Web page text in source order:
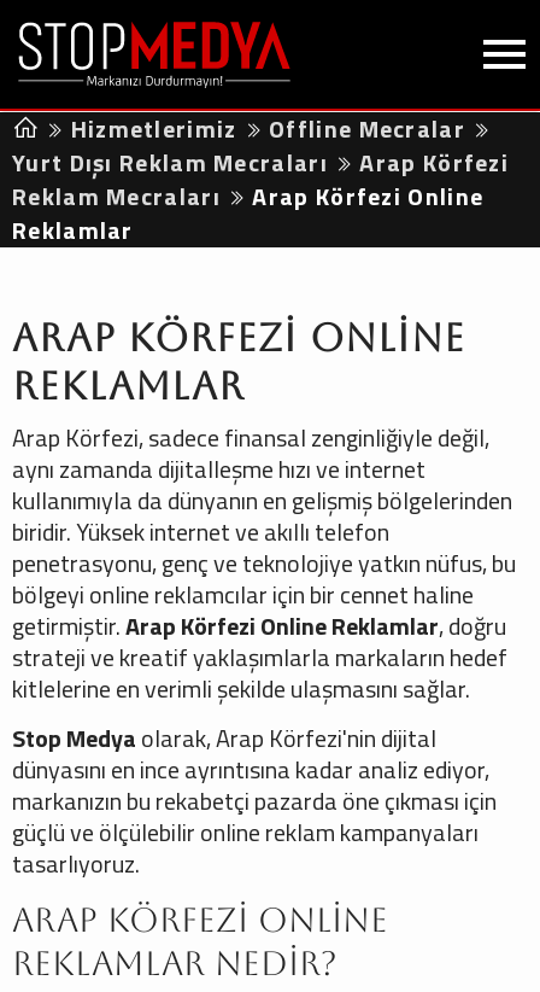
Hizmetlerimiz
Offline Mecralar
Yurt Dışı Reklam Mecraları
Arap Körfezi
Reklam Mecraları
Arap Körfezi Online
Reklamlar
Arap Körfezi Online
Reklamlar
Arap Körfezi, sadece finansal zenginliğiyle değil,
aynı zamanda dijitalleşme hızı ve internet
kullanımıyla da dünyanın en gelişmiş bölgelerinden
biridir. Yüksek internet ve akıllı telefon
penetrasyonu, genç ve teknolojiye yatkın nüfus, bu
bölgeyi online reklamcılar için bir cennet haline
getirmiştir.Arap Körfezi Online Reklamlar, doğru
strateji ve kreatif yaklaşımlarla markaların hedef
kitlelerine en verimli şekilde ulaşmasını sağlar.
Stop Medyaolarak, Arap Körfezi'nin dijital
dünyasını en ince ayrıntısına kadar analiz ediyor,
markanızın bu rekabetçi pazarda öne çıkması için
güçlü ve ölçülebilir online reklam kampanyaları
tasarlıyoruz.
Arap Körfezi Online
Reklamlar Nedir?